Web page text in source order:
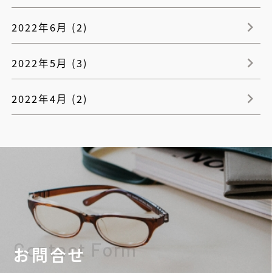
2022年6月 (2)
2022年5月 (3)
2022年4月 (2)
お問合せ
Contact Form